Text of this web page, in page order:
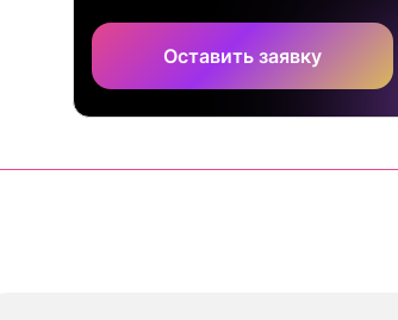
Оставить заявку